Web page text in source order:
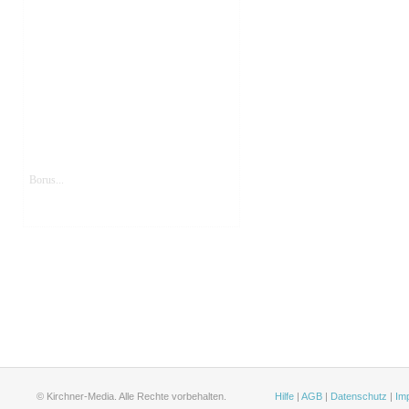
Borus...
© Kirchner-Media. Alle Rechte vorbehalten. Hilfe | AGB | Datenschutz |